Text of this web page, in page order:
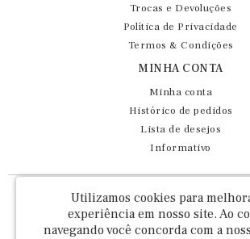
Trocas e Devoluções
Política de Privacidade
Termos & Condições
MINHA CONTA
Minha conta
Histórico de pedidos
Lista de desejos
Informativo
Fernando Maluhy Cia Ltda - CNPJ:
Rua Dr Euclydes da Cunha, 47 - Brás - São Paulo /
Utilizamos cookies para
experiência em nosso site. Ao
navegando você concorda com a